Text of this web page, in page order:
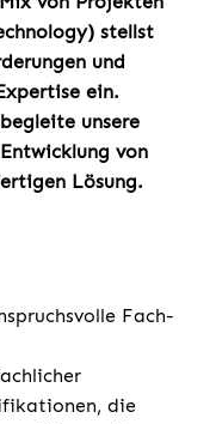
stellst
und
ein.
unsere
von
Lösung.
Fach-
die